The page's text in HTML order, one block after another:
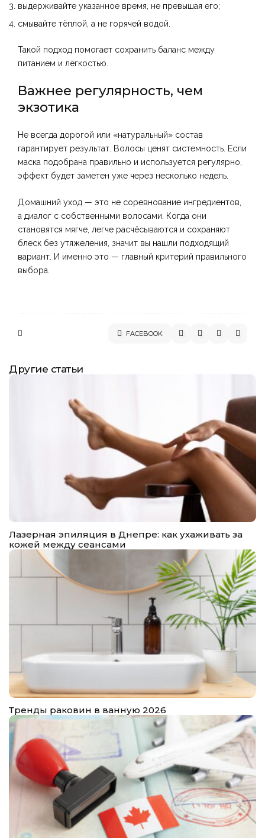
выдерживайте указанное время, не превышая его;
смывайте тёплой, а не горячей водой.
Такой подход помогает сохранить баланс между
питанием и лёгкостью.
Важнее регулярность, чем
экзотика
Не всегда дорогой или «натуральный» состав
гарантирует результат. Волосы ценят системность. Если
маска подобрана правильно и используется регулярно,
эффект будет заметен уже через несколько недель.
Домашний уход — это не соревнование ингредиентов,
а диалог с собственными волосами. Когда они
становятся мягче, легче расчёсываются и сохраняют
блеск без утяжеления, значит вы нашли подходящий
вариант. И именно это — главный критерий правильного
выбора.
FACEBOOK
Другие статьи
Лазерная эпиляция в Днепре: как ухаживать за
кожей между сеансами
Тренды раковин в ванную 2026